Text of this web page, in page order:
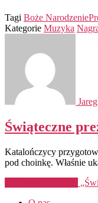
Tagi Boże Narodzenie
Kategorie Muzyka
Jareg
Świąteczne
Katalończycy
pod choinkę. Właśnie